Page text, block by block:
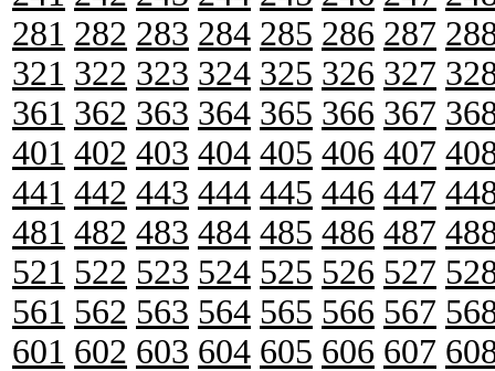
281 282 283 284 285 286 287
321 322 323 324 325 326 327
361 362 363 364 365 366 367
401 402 403 404 405 406 407
441 442 443 444 445 446 447
481 482 483 484 485 486 487
521 522 523 524 525 526 527
561 562 563 564 565 566 567
601 602 603 604 605 606 607